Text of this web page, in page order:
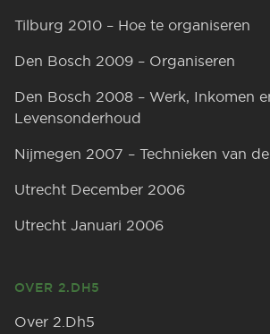
Tilburg 2010 – Hoe te organiseren
Den Bosch 2009 – Organiseren
Den Bosch 2008 – Werk, Inkomen
Levensonderhoud
Nijmegen 2007 – Technieken van
Utrecht December 2006
Utrecht Januari 2006
OVER 2.DH5
Over 2.Dh5